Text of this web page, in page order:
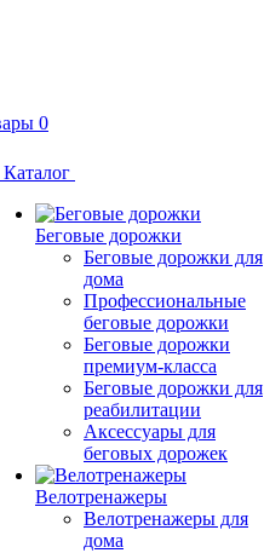
0
Каталог
Беговые дорожки
Беговые дорожки для
дома
Профессиональные
беговые дорожки
Беговые дорожки
премиум-класса
Беговые дорожки для
реабилитации
Аксессуары для
беговых дорожек
Велотренажеры
Велотренажеры для
дома